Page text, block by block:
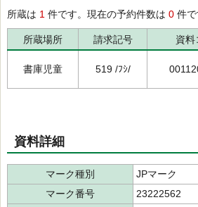
所蔵は 1 件です。現在の予約件数は 0 件で
所蔵場所 請求記号 資料
書庫児童 519 /ﾌｼ/
資料詳細
マーク種別
JPマーク
マーク番号
23222562